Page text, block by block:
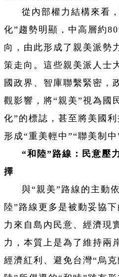
從內部權力結構來看
化”趨勢明顯，中高層約
向，由此形成了親美派勢
策走向。這些親美派人士
國政界、智庫聯繫緊密，
觀影響，將“親美”視為國
化”的標誌，甚至將美國
形成“重美輕中”“聯美制中
“和陸”路線：民意壓
擇
與“親美”路線的主動
陸”路線更多是被動妥協
力來自島內民意、經濟現
力，本質上是為了維持兩
經濟紅利、避免台灣“烏